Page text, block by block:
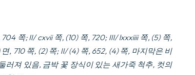
쪽; II/ cxvii 쪽, (10) 쪽, 720; III/ lxxxiiii 쪽, (5) 쪽,
면, 710 쪽, (2) 쪽; II/ (4) 쪽, 652, (4) 쪽, 마지막은 비
러져 있음, 금박 꽃 장식이 있는 새가죽 척추, 컷의